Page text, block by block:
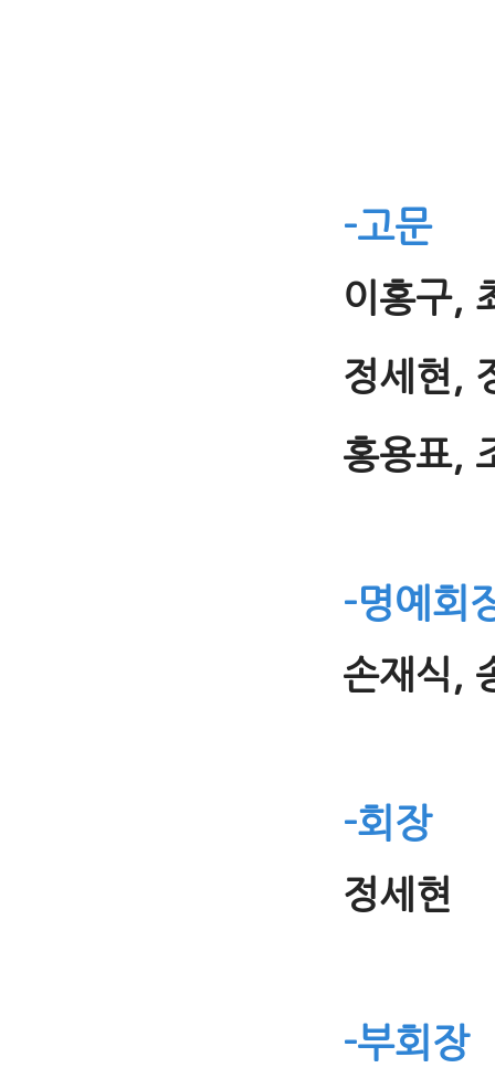
-고문
이홍구,
정세현,
홍용표,
-명예회
손재식,
-회장
정세현
-부회장